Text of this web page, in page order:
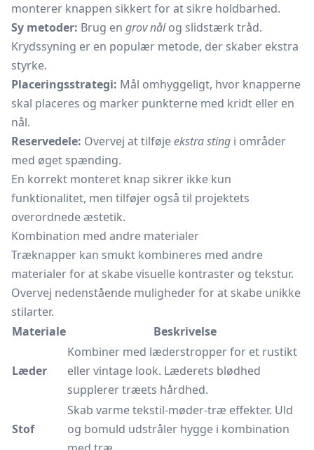
monterer knappen sikkert for at sikre holdbarhed.
Sy metoder: Brug en grov nålog slidstærk tråd.
Krydssyning er en populær metode, der skaber ekstra
styrke.
Placeringsstrategi: Mål omhyggeligt, hvor knapperne
skal placeres og marker punkterne med kridt eller en
nål.
Reservedele: Overvej at tilføjeekstra sting i områder
med øget spænding.
En korrekt monteret knap sikrer ikke kun
funktionalitet, men tilføjer også til projektets
overordnede æstetik.
Kombination med andre materialer
Træknapper kan smukt kombineres med andre
materialer for at skabe visuelle kontraster og tekstur.
Overvej nedenstående muligheder for at skabe unikke
stilarter.
Materiale
Beskrivelse
Læder
Kombiner med læderstropperfor et rustikt
eller vintage look. Læderets blødhed
supplerer træets hårdhed.
Stof
Skab varme tekstil-møder-træ effekter. Uld
og bomuld udstråler hygge i kombination